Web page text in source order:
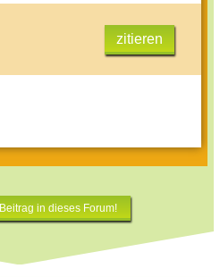
zitieren
in dieses Forum!